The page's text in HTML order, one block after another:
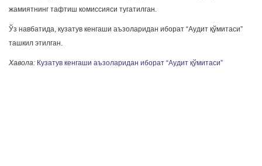
жамиятнинг тафтиш комиссияси тугатилган.
Ўз навбатида, кузатув кенгаши аъзоларидан иборат “Аудит қўмитаси”
ташкил этилган.
Хавола: Кузатув кенгаши аъзоларидан иборат “Аудит қўмитаси”